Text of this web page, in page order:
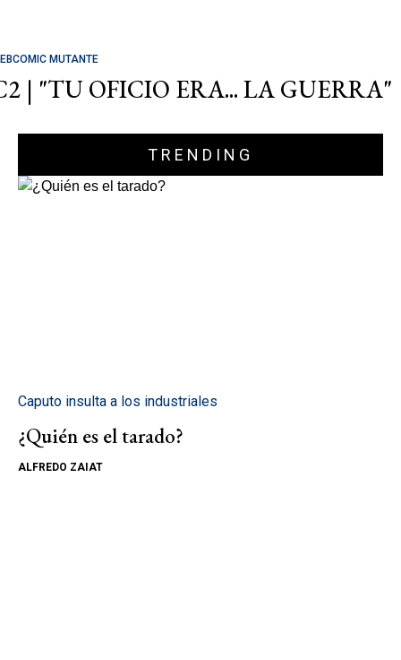
MUTANTE
| "TU OFICIO ERA... LA GUERRA"
TRENDING
Caputo insulta a los industriales
¿Quién es el tarado?
ALFREDO ZAIAT